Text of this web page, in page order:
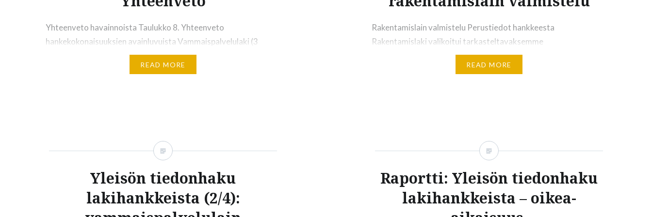
Yhteenveto havainnoista Taulukko 8. Yhteenveto
hankekokonaisuuksien avainluvuista Vammaispalvelulaki (3
hanketta) Rakentamislaki (2 hanketta) Aikaväli 20.8.2019–
1.1.2025 24.4.2018–19.12.2024 Lausuntoajat yhteensä (vrk)
todeta, että muodollisen osallistumisen määrä lausuntoina
korreloi ministeriöiden viestintätoimien…
READ MORE
Rakentamislain valmistelu Perustiedot hankkeesta
Rakentamislaki valikoitui tarkasteltavaksemme
vammaispalvelulain tavoin sidosryhmäviestinnän perusteella.
Rakentamislaki ja sen korjaussarja olivat herättäneet
vuoden alussa. Prosessi oli pitkä ja meillä oli edustus tuon…
READ MORE
Yleisön tiedonhaku
lakihankkeista (2/4):
Raportti: Yleisön tiedonhaku
lakihankkeista – oikea-